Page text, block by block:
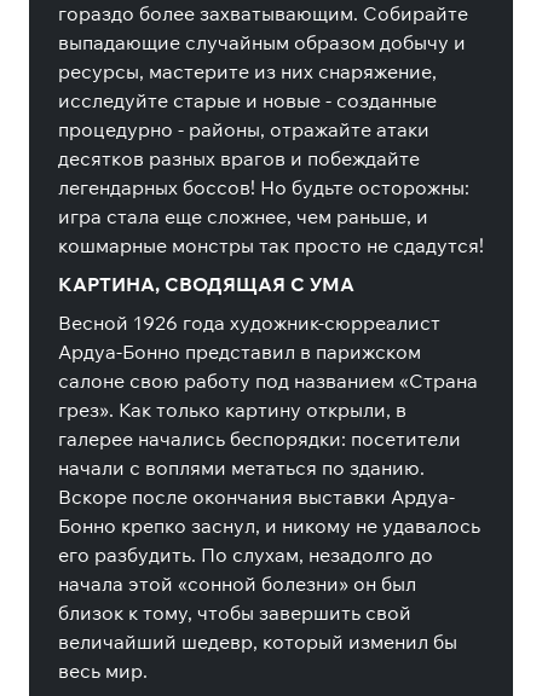
гораздо более захватывающим. Собирайте
выпадающие случайным образом добычу и
ресурсы, мастерите из них снаряжение,
исследуйте старые и новые - созданные
процедурно - районы, отражайте атаки
десятков разных врагов и побеждайте
легендарных боссов! Но будьте осторожны:
игра стала еще сложнее, чем раньше, и
кошмарные монстры так просто не сдадутся!
КАРТИНА, СВОДЯЩАЯ С УМА
Весной 1926 года художник-сюрреалист
Ардуа-Бонно представил в парижском
салоне свою работу под названием «Страна
грез». Как только картину открыли, в
галерее начались беспорядки: посетители
начали с воплями метаться по зданию.
Вскоре после окончания выставки Ардуа-
Бонно крепко заснул, и никому не удавалось
его разбудить. По слухам, незадолго до
начала этой «сонной болезни» он был
близок к тому, чтобы завершить свой
величайший шедевр, который изменил бы
весь мир.